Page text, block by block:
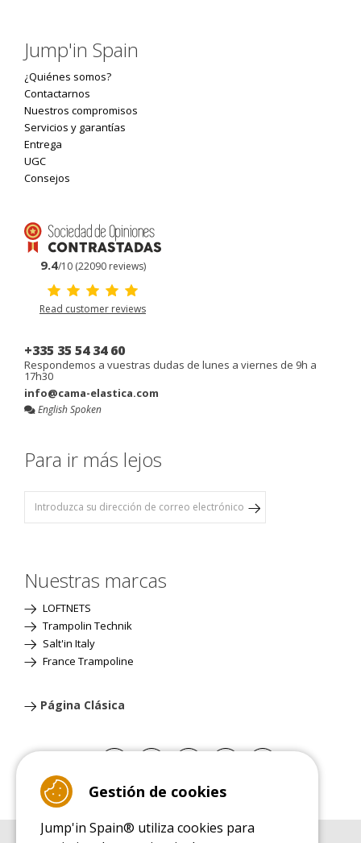
Jump'in Spain
¿Quiénes somos?
Contactarnos
Nuestros compromisos
Servicios y garantías
Entrega
UGC
Consejos
9.4/10 (22090 reviews)
Read customer reviews
+335 35 54 34 60
Respondemos a vuestras dudas de lunes a viernes de 9h a
17h30
info@cama-elastica.com
English Spoken
Para ir más lejos
Nuestras marcas
LOFTNETS
Trampolin Technik
Salt'in Italy
France Trampoline
Página Clásica
Gestión de cookies
Jump'in Spain® utiliza cookies para